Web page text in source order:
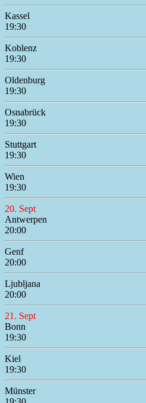
Kassel
19:30
Koblenz
19:30
Oldenburg
19:30
Osnabrück
19:30
Stuttgart
19:30
Wien
19:30
20. Sept
Antwerpen
20:00
Genf
20:00
Ljubljana
20:00
21. Sept
Bonn
19:30
Kiel
19:30
Münster